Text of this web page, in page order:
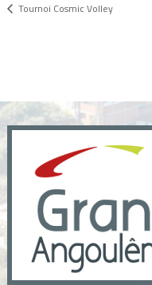
Tournoi Cosmic Volley